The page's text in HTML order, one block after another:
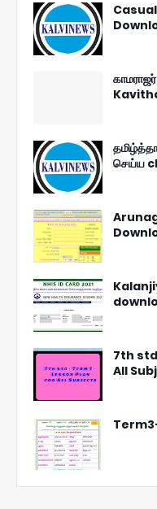
செய்ய
7th
All